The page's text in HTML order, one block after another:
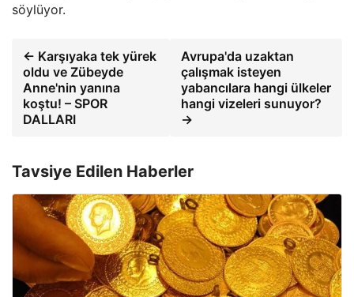
söylüyor.
← Karşıyaka tek yürek
oldu ve Zübeyde
Anne'nin yanına
koştu! – SPOR
DALLARI
Avrupa'da uzaktan
çalışmak isteyen
yabancılara hangi ülkeler
hangi vizeleri sunuyor?
→
Tavsiye Edilen Haberler